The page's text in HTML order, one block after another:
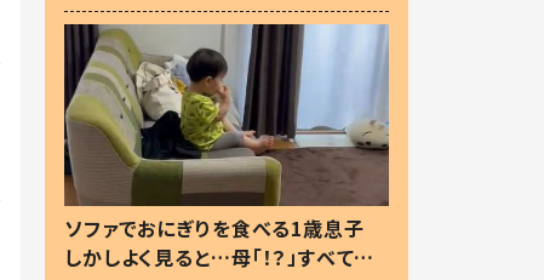
ソファでおにぎりを食べる1歳息子
しかしよく見ると…母「！？」すべてを